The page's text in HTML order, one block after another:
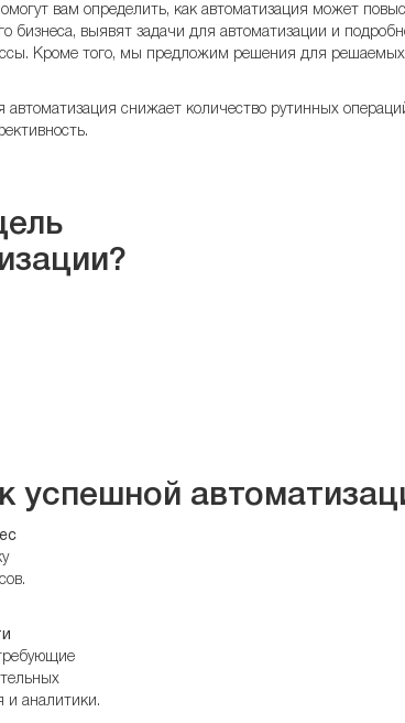
вам определить, как автоматизация может
бизнеса, выявят задачи для автоматизации и
Кроме того, мы предложим решения для решаемых
автоматизация снижает количество рутинных
успешной
и аналитики.